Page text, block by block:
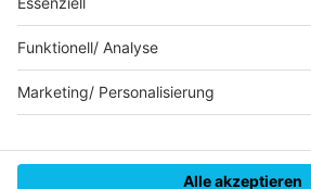
© RADIO REGENBOGEN - Eine Marke der
GmbH & Co. KG